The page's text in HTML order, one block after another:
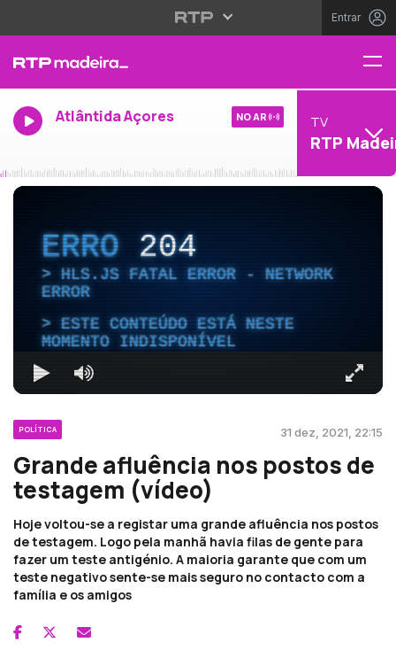
Entrar
Atlântida Açores NO AR TV
RTP
ERRO204
HLS.JS FATAL ERROR - NETWORK
ERROR
ESTE CONTEÚDO ESTÁ NESTE
MOMENTO INDISPONÍVEL
POLÍTICA 31 dez, 2021, 22:15
Grande afluência nos postos de
testagem (vídeo)
Hoje voltou-se a registar uma grande afluência nos postos
de testagem. Logo pela manhã havia filas de gente para
fazer um teste antigénio. A maioria garante que com um
teste negativo sente-se mais seguro no contacto com a
família e os amigos